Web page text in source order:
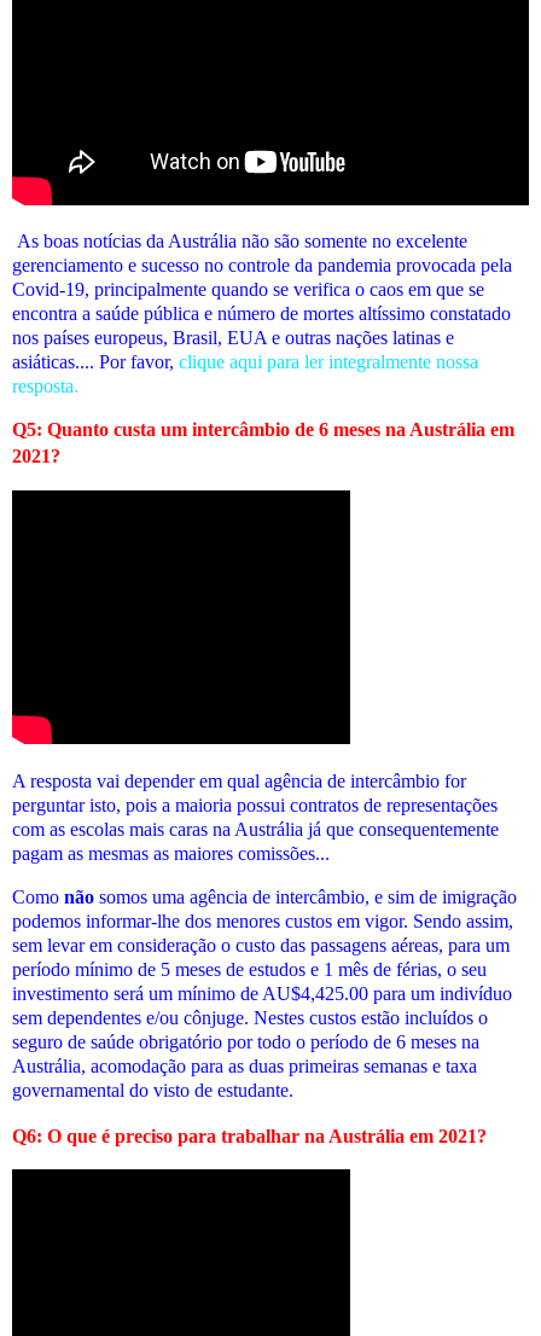
As boas notícias da Austrália não são somente no excelente
gerenciamento e sucesso no controle da pandemia provocada pela
Covid-19, principalmente quando se verifica o caos em que se
encontra a saúde pública e número de mortes altíssimo constatado
nos países europeus, Brasil, EUA e outras nações latinas e
asiáticas.... Por favor, clique aqui para ler integralmente nossa
resposta.
Q5: Quanto custa um intercâmbio de 6 meses na Austrália em
2021?
A resposta vai depender em qual agência de intercâmbio for
perguntar isto, pois a maioria possui contratos de representações
com as escolas mais caras na Austrália já que consequentemente
pagam as mesmas as maiores comissões...
Como não somos uma agência de intercâmbio, e sim de imigração
podemos informar-lhe dos menores custos em vigor. Sendo assim,
sem levar em consideração o custo das passagens aéreas, para um
período mínimo de 5 meses de estudos e 1 mês de férias, o seu
investimento será um mínimo de AU$4,425.00 para um indivíduo
sem dependentes e/ou cônjuge. Nestes custos estão incluídos o
seguro de saúde obrigatório por todo o período de 6 meses na
Austrália, acomodação para as duas primeiras semanas e taxa
governamental do visto de estudante.
Q6: O que é preciso para trabalhar na Austrália em 2021?